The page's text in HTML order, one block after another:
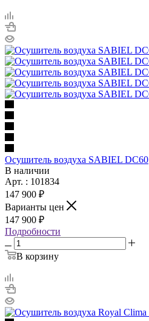
Осушитель воздуха SABIEL DC60
В наличии
Арт. : 101834
147 900 ₽
Варианты цен
147 900 ₽
Подробности
В корзину